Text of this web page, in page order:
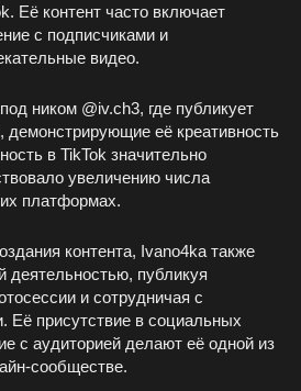
Её контент часто включает
с подписчиками и
видео.
ником @iv.ch3, где публикует
демонстрирующие её креативность
в TikTok значительно
увеличению числа
платформах.
контента, Ivano4ka также
деятельностью, публикуя
и сотрудничая с
Её присутствие в социальных
с аудиторией делают её одной из
сообществе.